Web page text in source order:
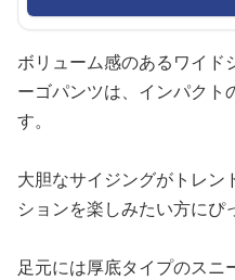
ボリューム感のあるワイド
ーゴパンツは、インパクト
す。
大胆なサイジングがトレン
ションを楽しみたい方にぴ
足元には厚底タイプのスニ